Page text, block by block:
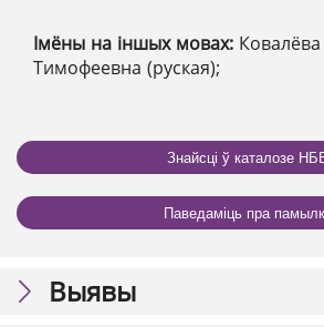
Імёны на іншых мовах:
Тимофеевна (руская);
Знайсці ў каталозе
Паведаміць пра
Выявы